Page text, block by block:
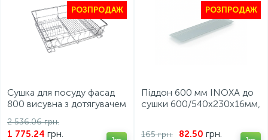
РОЗПРОДАЖ
Сушка для посуду фасад
800 висувна з дотягувачем
піддон)
1 775.24 грн.
2 536.06 грн.
РОЗПРОДАЖ
Піддон 600 мм INOXA до
сушки 600/540х230х16мм,
82.50 грн.
165 грн.